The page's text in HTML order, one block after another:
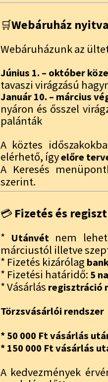
🛒Webáruház
Webáruházunk az
Június 1. – október
tavaszi virágzású
Január 10. – március
nyáron és ősszel
palánták
A köztes
elérhető, ígyelőre
A Keresés
szerint.
💳 Fizetés és
* Utánvétnem
márciustól illetve
* Fizetés kizárólag
* Fizetési határidő: 5
* Vásárlás regisztráció
Törzsvásárlói rendszer
* 50 000 Ft vásárlás
* 150 000 Ft vásárlás
A kedvezmények